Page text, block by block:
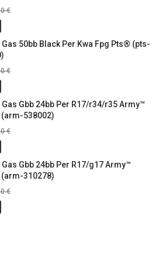
€
50bb Black Per Kwa Fpg Pts® (pts-
€
Gbb 24bb Per R17/r34/r35 Army™
538002)
€
Gbb 24bb Per R17/g17 Army™
310278)
€